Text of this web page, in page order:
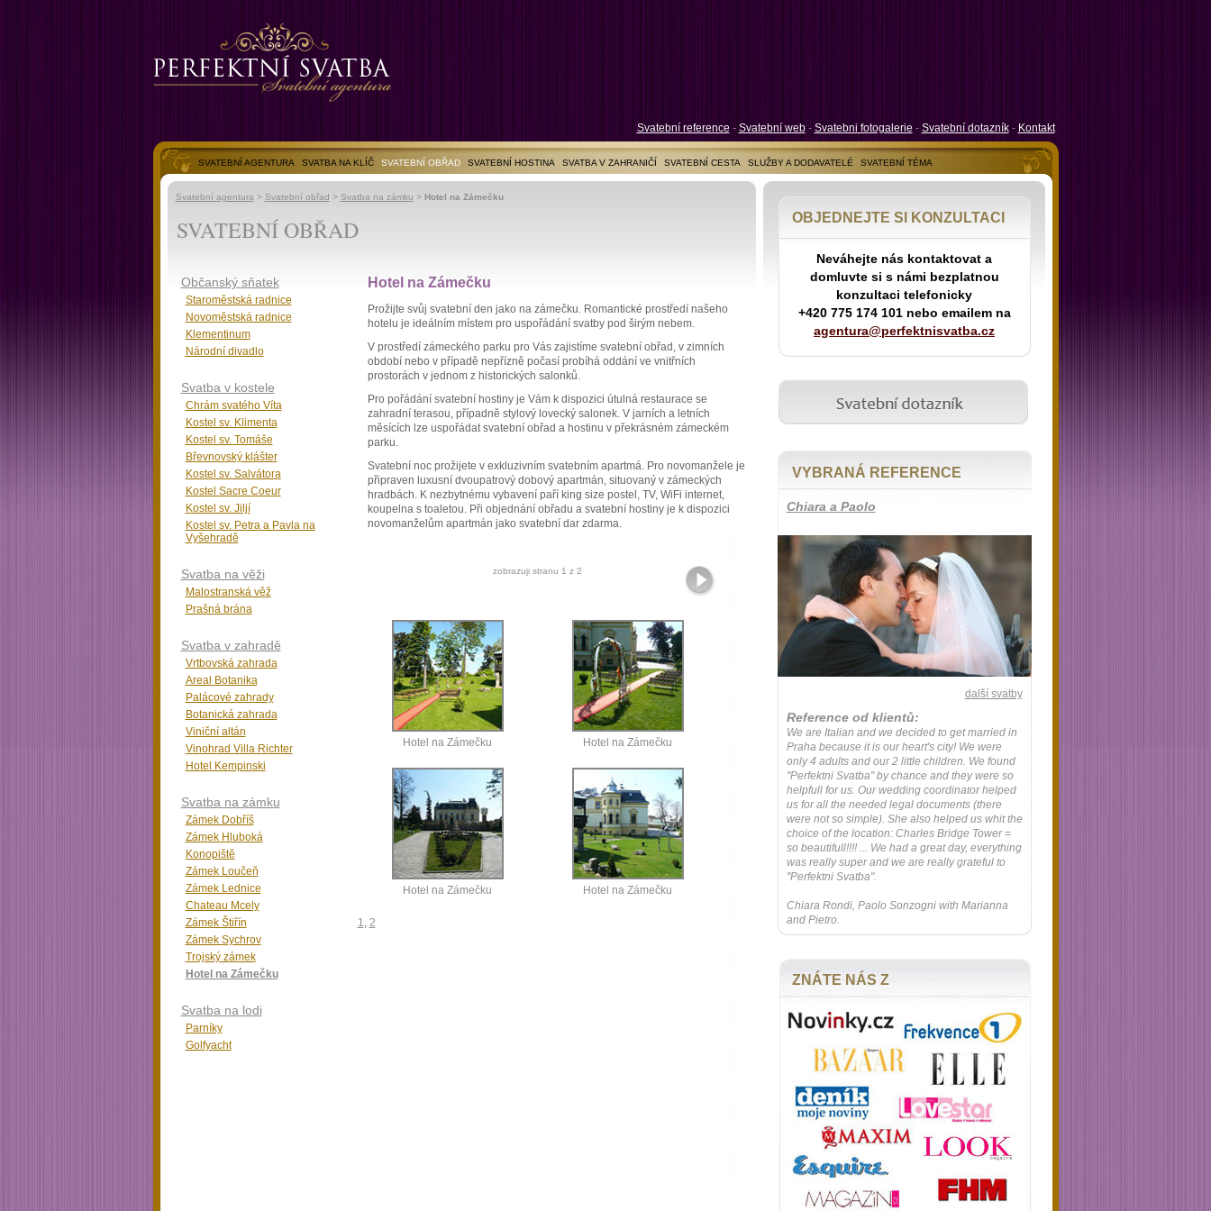
Svatební reference - Svatební web- Svatebni fotogalerie - Svatební dotazník- Kontakt
SVATEBNÍ AGENTURA SVATBA NA KLÍČ SVATEBNÍ OBŘAD SVATEBNÍ HOSTINA SVATBA V ZAHRANIČÍ SVATEBNÍ CESTA SLUŽBY A DODAVATELÉ
SVATEBNÍ TÉMA
SVATEBNÍ FOTOGALERIE
Svatební agentura > Svatební obřad > Svatba na zámku > Hotel na Zámečku
SVATEBNÍ OBŘAD
Hotel na Zámečku
Prožijte svůj svatební den jako na zámečku. Romantické prostředí našeho
hotelu je ideálním místem pro uspořádání svatby pod širým nebem.
V prostředí zámeckého parku pro Vás zajistíme svatební obřad, v zimních
období nebo v případě nepřízně počasí probíhá oddání ve vnitřních
prostorách v jednom z historických salonků.
Pro pořádání svatební hostiny je Vám k dispozici útulná restaurace se
zahradní terasou, případně stylový lovecký salonek. V jarních a letních
měsících lze uspořádat svatební obřad a hostinu v překrásném zámeckém
parku.
Svatební noc prožijete v exkluzivním svatebním apartmá. Pro novomanžele je
připraven luxusní dvoupatrový dobový apartmán, situovaný v zámeckých
hradbách. K nezbytnému vybavení paří king size postel, TV, WiFi internet,
koupelna s toaletou. Při objednání obřadu a svatební hostiny je k dispozici
novomanželům apartmán jako svatební dar zdarma.
zobrazuji stranu 1 z 2
Hotel na Zámečku Hotel na Zámečku
Hotel na Zámečku Hotel na Zámečku
1, 2
Občanský sňatek
Staroměstská radnice
Novoměstská radnice
Klementinum
Národní divadlo
Svatba v kostele
Chrám svatého Víta
Kostel sv. Klimenta
Kostel sv. Tomáše
Břevnovský klášter
Kostel sv. Salvátora
Kostel Sacre Coeur
Kostel sv. Jiljí
Kostel sv. Petra a Pavla na
Vyšehradě
Svatba na věži
Malostranská věž
Prašná brána
Svatba v zahradě
Vrtbovská zahrada
Areal Botanika
Palácové zahrady
Botanická zahrada
Viniční altán
Vinohrad Villa Richter
Hotel Kempinski
Svatba na zámku
Zámek Dobříš
Zámek Hluboká
Konopiště
Zámek Loučeň
Zámek Lednice
Chateau Mcely
Zámek Štiřín
Zámek Sychrov
Trojský zámek
Hotel na Zámečku
Svatba na lodi
Parníky
Golfyacht
OBJEDNEJTE SI KONZULTACI
Neváhejte nás kontaktovat a
domluvte si s námi bezplatnou
konzultaci telefonicky
+420 775 174 101 nebo emailem na
agentura@perfektnisvatba.cz
VYBRANÁ REFERENCE
Chiara a Paolo
další svatby
Reference od klientů:
We are Italian and we decided to get married in
Praha because it is our heart's city! We were
only 4 adults and our 2 little children. We found
"Perfektni Svatba" by chance and they were so
helpfull for us. Our wedding coordinator helped
us for all the needed legal documents (there
were not so simple). She also helped us whit the
choice of the location: Charles Bridge Tower =
so beautifull!!!! ... We had a great day, everything
was really super and we are really grateful to
"Perfektni Svatba".
Chiara Rondi, Paolo Sonzogni with Marianna
and Pietro.
ZNÁTE NÁS Z